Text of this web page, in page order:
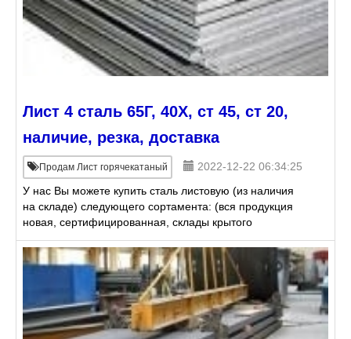
Лист 4 сталь 65Г, 40Х, ст 45, ст 20,
наличие, резка, доставка
Продам Лист горячекатаный
2022-12-22 06:34:25
У нас Вы можете купить сталь листовую (из наличия
на складе) следующего сортамента: (вся продукция
новая, сертифицированная, склады крытого
хранения, резка производится газом - по ширине
листа) Ли